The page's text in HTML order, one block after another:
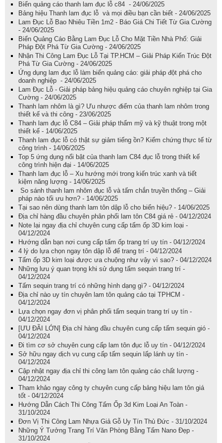
Biển quảng cáo thanh lam đục lỗ c84 - 24/06/2025
Bảng hiệu Thanh lam đục lỗ và mọi điều bạn cần biết - 24/06/2025
Lam Đục Lỗ Bao Nhiêu Tiền 1m2 - Báo Giá Chi Tiết Từ Gia Cường
- 24/06/2025
Biển Quảng Cáo Bằng Lam Đục Lỗ Cho Mặt Tiền Nhà Phố: Giải
Pháp Đột Phá Từ Gia Cường - 24/06/2025
Nhận Thi Công Lam Đục Lỗ Tại TP.HCM – Giải Pháp Kiến Trúc Đột
Phá Từ Gia Cường - 24/06/2025
Ứng dụng lam đục lỗ làm biển quảng cáo: giải pháp đột phá cho
doanh nghiệp - 24/06/2025
Lam Đục Lỗ - Giải pháp bảng hiệu quảng cáo chuyên nghiệp tại Gia
Cường - 24/06/2025
Thanh lam nhôm là gì? Ưu nhược điểm của thanh lam nhôm trong
thiết kế và thi công - 23/06/2025
Thanh lam đục lỗ C84 – Giải pháp thẩm mỹ và kỹ thuật trong một
thiết kế - 14/06/2025
Thanh lam đục lỗ có thật sự giảm tiếng ồn? Kiểm chứng thực tế từ
công trình - 14/06/2025
Top 5 ứng dụng nổi bật của thanh lam C84 đục lỗ trong thiết kế
công trình hiện đại - 14/06/2025
Thanh lam đục lỗ – Xu hướng mới trong kiến trúc xanh và tiết
kiệm năng lượng - 14/06/2025
So sánh thanh lam nhôm đục lỗ và tấm chắn truyền thống – Giải
pháp nào tối ưu hơn? - 14/06/2025
Tại sao nên dùng thanh lam tôn dập lỗ cho biển hiệu? - 14/06/2025
Địa chỉ hàng đầu chuyên phân phối lam tôn C84 giá rẻ - 04/12/2024
Note lại ngay địa chỉ chuyên cung cấp tấm ốp 3D kim loại -
04/12/2024
Hướng dẫn bạn nơi cung cấp tấm ốp trang trí uy tín - 04/12/2024
4 lý do lựa chọn ngay tôn dập lỗ để trang trí - 04/12/2024
Tấm ốp 3D kim loại được ưa chuộng như vậy vì sao? - 04/12/2024
Những lưu ý quan trọng khi sử dụng tấm sequin trang trí -
04/12/2024
Tấm sequin trang trí có những hình dạng gì? - 04/12/2024
Địa chỉ nào uy tín chuyên lam tôn quảng cáo tại TPHCM -
04/12/2024
Lựa chọn ngay đơn vị phân phối tấm sequin trang trí uy tín -
04/12/2024
[ƯU ĐÃI LỚN] Địa chỉ hàng đầu chuyên cung cấp tấm sequin gió -
04/12/2024
Đi tìm cơ sở chuyên cung cấp lam tôn đục lỗ uy tín - 04/12/2024
Sở hữu ngay dịch vụ cung cấp tấm sequin lấp lánh uy tín -
04/12/2024
Cập nhật ngay địa chỉ thi công lam tôn quảng cáo chất lượng -
04/12/2024
Tham khảo ngay công ty chuyên cung cấp bảng hiệu lam tôn giá
tốt - 04/12/2024
Hướng Dẫn Cách Thi Công Tấm Ốp 3d Kim Loại An Toàn -
31/10/2024
Đơn Vị Thi Công Lam Nhựa Giả Gỗ Uy Tín Thủ Đức - 31/10/2024
Những Ý Tưởng Trang Trí Văn Phòng Bằng Tấm Nano Đẹp -
31/10/2024